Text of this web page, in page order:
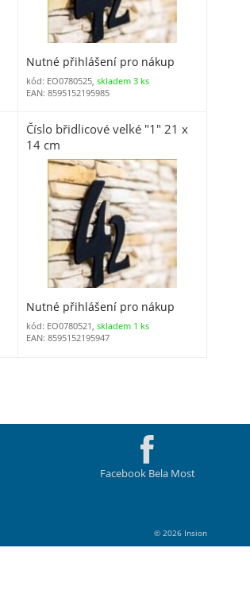
Nutné přihlášení pro nákup
kód: EO0780525,skladem 3 ks
EAN: 8595152195985
Číslo břidlicové velké "1" 21 x
14 cm
Nutné přihlášení pro nákup
kód: EO0780521,skladem 1 ks
EAN: 8595152195947
Facebook Bela Most
© 2026 Insion